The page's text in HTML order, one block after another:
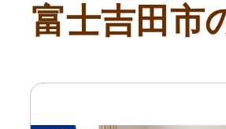
富士吉田市